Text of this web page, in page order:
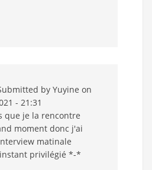
by Yuyine on
- 21:31
que je la rencontre
moment donc j'ai
matinale
privilégié *-*